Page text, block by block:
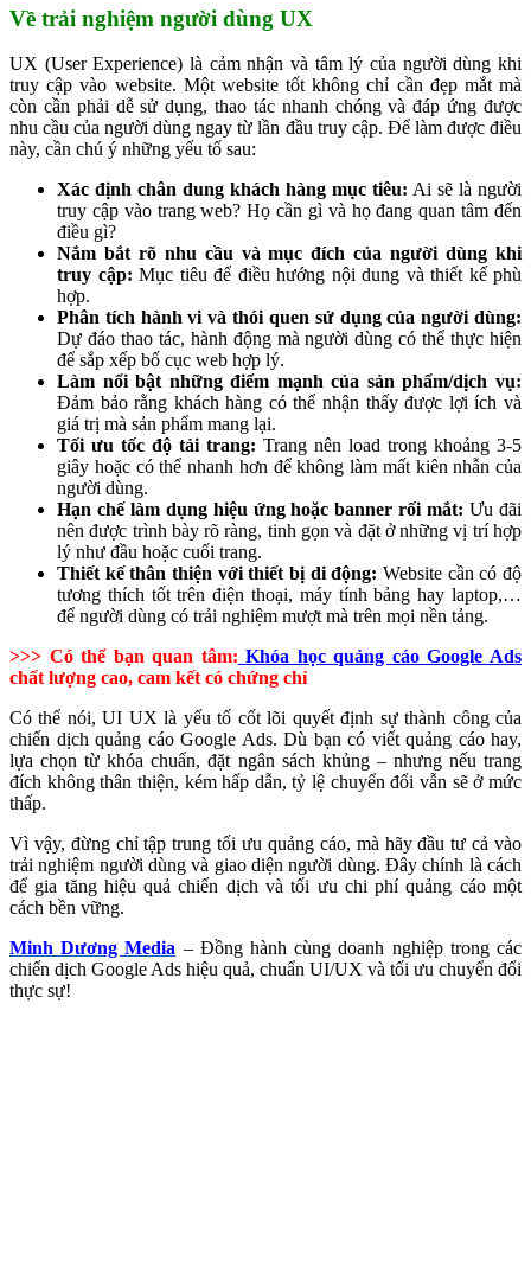
Về trải nghiệm người dùng UX
UX (User Experience) là cảm nhận và tâm lý của người dùng khi
truy cập vào website. Một website tốt không chỉ cần đẹp mắt mà
còn cần phải dễ sử dụng, thao tác nhanh chóng và đáp ứng được
nhu cầu của người dùng ngay từ lần đầu truy cập. Để làm được điều
này, cần chú ý những yếu tố sau:
Xác định chân dung khách hàng mục tiêu: Ai sẽ là người
truy cập vào trang web? Họ cần gì và họ đang quan tâm đến
điều gì?
Nắm bắt rõ nhu cầu và mục đích của người dùng khi
truy cập: Mục tiêu để điều hướng nội dung và thiết kế phù
hợp.
Phân tích hành vi và thói quen sử dụng của người dùng:
Dự đáo thao tác, hành động mà người dùng có thể thực hiện
để sắp xếp bố cục web hợp lý.
Làm nổi bật những điểm mạnh của sản phẩm/dịch vụ:
Đảm bảo rằng khách hàng có thể nhận thấy được lợi ích và
giá trị mà sản phẩm mang lại.
Tối ưu tốc độ tải trang: Trang nên load trong khoảng 3-5
giây hoặc có thể nhanh hơn để không làm mất kiên nhẫn của
người dùng.
Hạn chế làm dụng hiệu ứng hoặc banner rối mắt: Ưu đãi
nên được trình bày rõ ràng, tinh gọn và đặt ở những vị trí hợp
lý như đầu hoặc cuối trang.
Thiết kế thân thiện với thiết bị di động: Website cần có độ
tương thích tốt trên điện thoại, máy tính bảng hay laptop,…
để người dùng có trải nghiệm mượt mà trên mọi nền tảng.
>>> Có thể bạn quan tâm: Khóa học quảng cáo Google Ads
chất lượng cao, cam kết có chứng chỉ
Có thể nói, UI UX là yếu tố cốt lõi quyết định sự thành công của
chiến dịch quảng cáo Google Ads. Dù bạn có viết quảng cáo hay,
lựa chọn từ khóa chuẩn, đặt ngân sách khủng – nhưng nếu trang
đích không thân thiện, kém hấp dẫn, tỷ lệ chuyển đổi vẫn sẽ ở mức
thấp.
Vì vậy, đừng chỉ tập trung tối ưu quảng cáo, mà hãy đầu tư cả vào
trải nghiệm người dùng và giao diện người dùng. Đây chính là cách
để gia tăng hiệu quả chiến dịch và tối ưu chi phí quảng cáo một
cách bền vững.
Minh Dương Media – Đồng hành cùng doanh nghiệp trong các
chiến dịch Google Ads hiệu quả, chuẩn UI/UX và tối ưu chuyển đổi
thực sự!